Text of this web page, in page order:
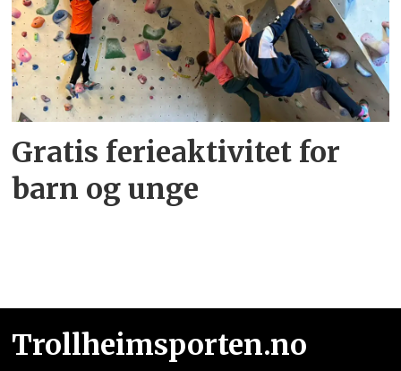
Gratis ferieaktivitet for
barn og unge
Trollheimsporten.no